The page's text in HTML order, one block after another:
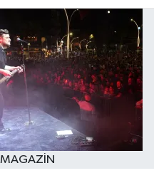
MAGAZİN
DÜNYA
SİYASET
EKONOMİ
EĞİTİM
SAĞLIK
Trafik Durumu
Süper Lig Puan
Tüm Manşetler
Son Dakika Haberleri
Haber Arşivi